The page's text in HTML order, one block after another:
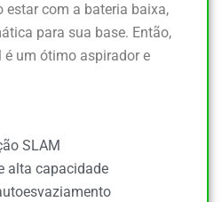
estar com a bateria baixa,
para sua base. Então,
um ótimo aspirador e
SLAM
alta capacidade